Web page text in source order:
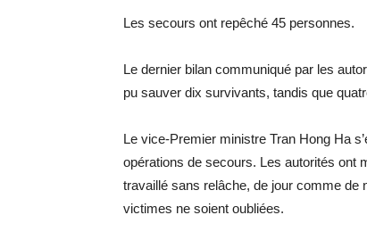
Les secours ont repêché 45 personnes.
Le dernier bilan communiqué par les
pu sauver dix survivants, tandis que
Le vice-Premier ministre Tran Hong Ha
opérations de secours. Les autorités ont
travaillé sans relâche, de jour comme de
victimes ne soient oubliées.